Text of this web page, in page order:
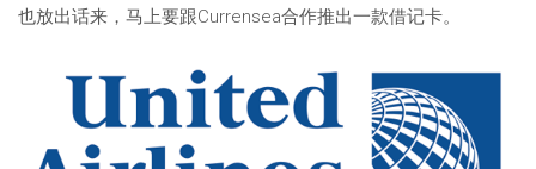
也放出话来，马上要跟Currensea合作推出一款借记卡。